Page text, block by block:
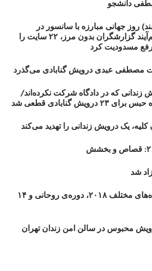
(۲۱ اسفند) روز جهانی مبارزه با سانسور در
اینترنت: #آزادی هم‌آیند گزارشگران‌ بدون مرز، ۲۲ سایت را
مسدودیت کرد
مصطفی عبدی درویش گنابادی می‌گذرد
۲۳ درویش زندانی که در دادگاه شرکت نکرده‌اند/
یک درویش زندانی را تهدید می‌کند
شد
روند اعدام‌ها در ماه‌های مختلف ۲۰۱۸، دوره‌ی روحانی و ۱۴
محبوس در سالن امن زندان تهران